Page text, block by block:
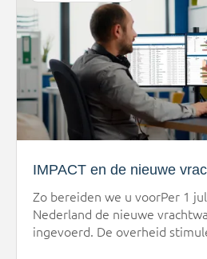
IMPACT en de nieuwe
Zo bereiden we u voorPer 1
Nederland de nieuwe
ingevoerd. De overheid